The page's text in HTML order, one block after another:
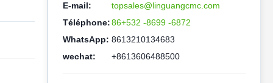
E-mail:
topsales@linguangcmc.com
Téléphone:86+532 -8699 -6872
WhatsApp: 8613210134683
wechat:
+8613606488500